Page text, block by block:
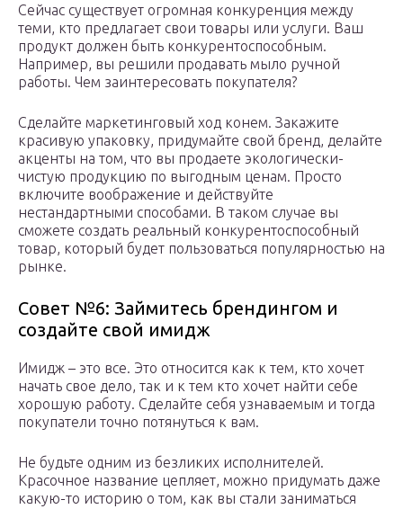
Сейчас существует огромная конкуренция между
теми, кто предлагает свои товары или услуги. Ваш
продукт должен быть конкурентоспособным.
Например, вы решили продавать мыло ручной
работы. Чем заинтересовать покупателя?
Сделайте маркетинговый ход конем. Закажите
красивую упаковку, придумайте свой бренд, делайте
акценты на том, что вы продаете экологически-
чистую продукцию по выгодным ценам. Просто
включите воображение и действуйте
нестандартными способами. В таком случае вы
сможете создать реальный конкурентоспособный
товар, который будет пользоваться популярностью на
рынке.
Совет №6: Займитесь брендингом и
создайте свой имидж
Имидж – это все. Это относится как к тем, кто хочет
начать свое дело, так и к тем кто хочет найти себе
хорошую работу. Сделайте себя узнаваемым и тогда
покупатели точно потянуться к вам.
Не будьте одним из безликих исполнителей.
Красочное название цепляет, можно придумать даже
какую-то историю о том, как вы стали заниматься